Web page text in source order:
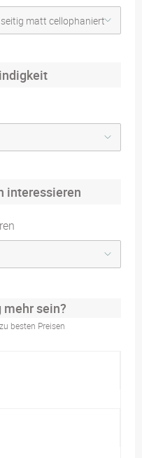
matt cellophaniert
interessieren
mehr sein?
besten Preisen